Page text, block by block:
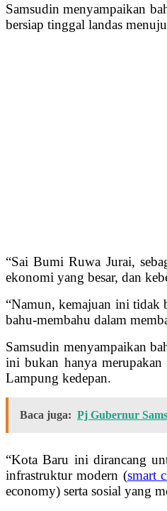
Samsudin menyampaikan
bersiap tinggal landas
“Sai Bumi Ruwa Jurai,
ekonomi yang besar, dan
“Namun, kemajuan ini tidak
bahu-membahu dalam
Samsudin menyampaikan
ini bukan hanya
Lampung kedepan.
Baca juga: Pj Gubernur
“Kota Baru ini dirancang
infrastruktur modern (smart
economy) serta sosial yang